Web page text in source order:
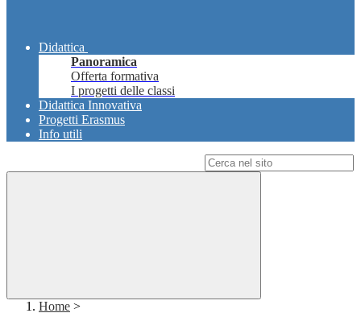
Didattica
Panoramica
Offerta formativa
I progetti delle classi
Didattica Innovativa
Progetti Erasmus
Info utili
Home >